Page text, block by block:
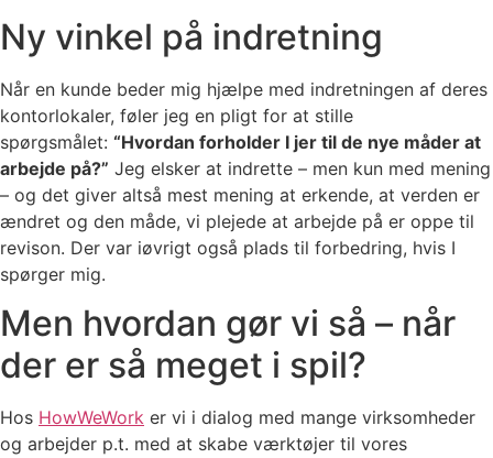
Ny vinkel på indretning
Når en kunde beder mig hjælpe med indretningen af deres
kontorlokaler, føler jeg en pligt for at stille
spørgsmålet: “Hvordan forholder I jer til de nye måder at
arbejde på?” Jeg elsker at indrette – men kun med mening
– og det giver altså mest mening at erkende, at verden er
ændret og den måde, vi plejede at arbejde på er oppe til
revison. Der var iøvrigt også plads til forbedring, hvis I
spørger mig.
Men hvordan gør vi så – når
der er så meget i spil?
Hos HowWeWork er vi i dialog med mange virksomheder
og arbejder p.t. med at skabe værktøjer til vores